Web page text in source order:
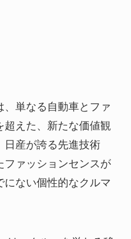
単なる自動車とファ
超えた、新たな価値観
産が誇る先進技術
ファッションセンスが
ない個性的なクルマ